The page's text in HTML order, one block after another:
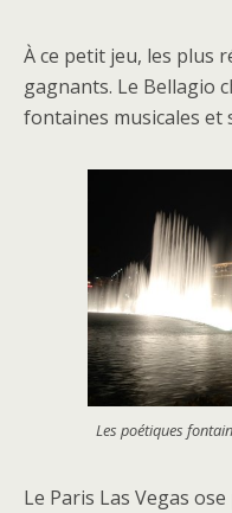
À ce petit jeu, les plus
gagnants. Le Bellagio
fontaines musicales et
Les poétiques
Le Paris Las Vegas